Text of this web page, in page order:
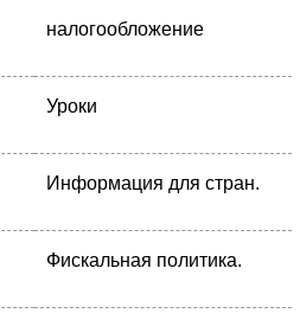
налогообложение
Уроки
Информация для стран.
Фискальная политика.